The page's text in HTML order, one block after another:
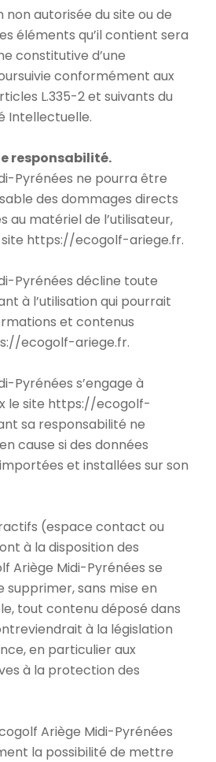
autorisée du site ou de
éléments qu’il contient sera
constitutive d’une
conformément aux
L.335-2 et suivants du
Intellectuelle.
responsabilité.
Pyrénées ne pourra être
des dommages directs
au matériel de l’utilisateur,
site https://ecogolf-ariege.fr.
Pyrénées décline toute
à l’utilisation qui pourrait
et contenus
ecogolf-ariege.fr.
Pyrénées s’engage à
le site https://ecogolf-
sa responsabilité ne
cause si des données
et installées sur son
(espace contact ou
à la disposition des
Ariège Midi-Pyrénées se
supprimer, sans mise en
tout contenu déposé dans
à la législation
en particulier aux
à la protection des
Ariège Midi-Pyrénées
la possibilité de mettre